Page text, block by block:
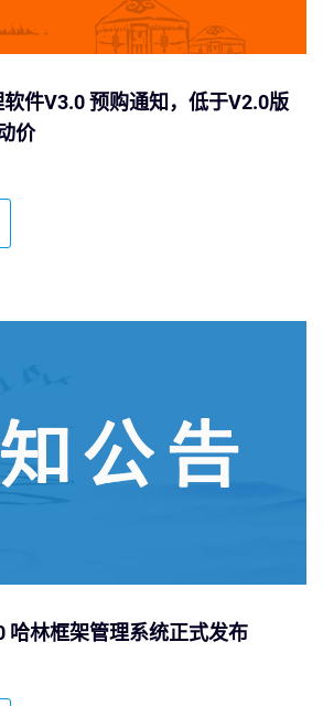
件V3.0 预购通知，低于V2.0版
价
哈林框架管理系统正式发布